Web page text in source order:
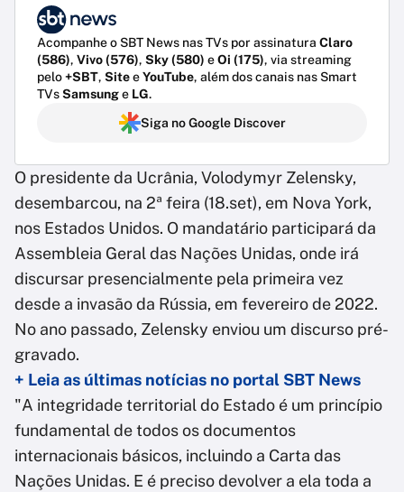
Acompanhe o SBT News nas TVs por assinatura Claro
(586), Vivo (576), Sky (580) eOi (175), via streaming
pelo+SBT, SiteeYouTube, além dos canais nas Smart
TVsSamsunge LG.
Siga no Google Discover
O presidente da Ucrânia, Volodymyr Zelensky,
desembarcou, na 2ª feira (18.set), em Nova York,
nos Estados Unidos. O mandatário participará da
Assembleia Geral das Nações Unidas, onde irá
discursar presencialmente pela primeira vez
desde a invasão da Rússia, em fevereiro de 2022.
No ano passado, Zelensky enviou um discurso pré-
gravado.
+ Leia as últimas notícias no portal SBT News
"A integridade territorial do Estado é um princípio
fundamental de todos os documentos
internacionais básicos, incluindo a Carta das
Nações Unidas. E é preciso devolver a ela toda a